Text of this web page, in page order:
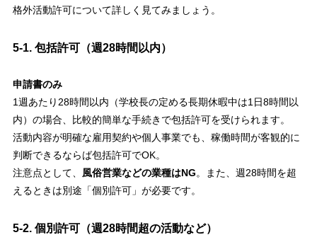
格外活動許可について詳しく見てみましょう。
5-1. 包括許可（週28時間以内）
申請書のみ
1週あたり28時間以内（学校長の定める長期休暇中は1日8時間以
内）の場合、比較的簡単な手続きで包括許可を受けられます。
活動内容が明確な雇用契約や個人事業でも、稼働時間が客観的に
判断できるならば包括許可でOK。
注意点として、 風俗営業などの業種はNG。また、週28時間を超
えるときは別途「個別許可」が必要です。
5-2. 個別許可（週28時間超の活動など）